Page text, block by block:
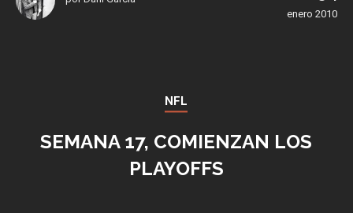
enero 2010
NFL
SEMANA 17, COMIENZAN LOS
PLAYOFFS